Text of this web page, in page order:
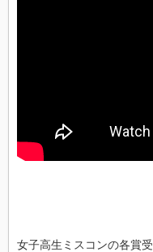
女子高生ミスコンの各賞